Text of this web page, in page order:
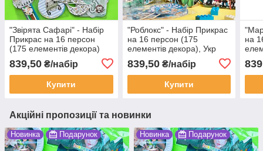
"Звірята Сафарі" - Набір
Прикрас на 16 персон
(175 елементів декора)
839,50 ₴/набір
Купити
"Роблокс" - Набір Прикрас
на 16 персон (175
елементів декора), Укр
839,50₴/набір
Купити
на
Акційні пропозиції та новинки
Новинка Подарунок Новинка Подарунок